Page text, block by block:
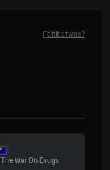
Fehlt etwas?
The War On Drugs